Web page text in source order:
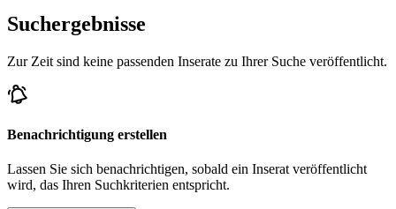
Aprilia Tuareg 350 Wind
Suchergebnisse
Zur Zeit sind keine passenden Inserate zu Ihrer Suche veröffentlicht.
Benachrichtigung erstellen
Lassen Sie sich benachrichtigen, sobald ein Inserat veröffentlicht
wird, das Ihren Suchkriterien entspricht.